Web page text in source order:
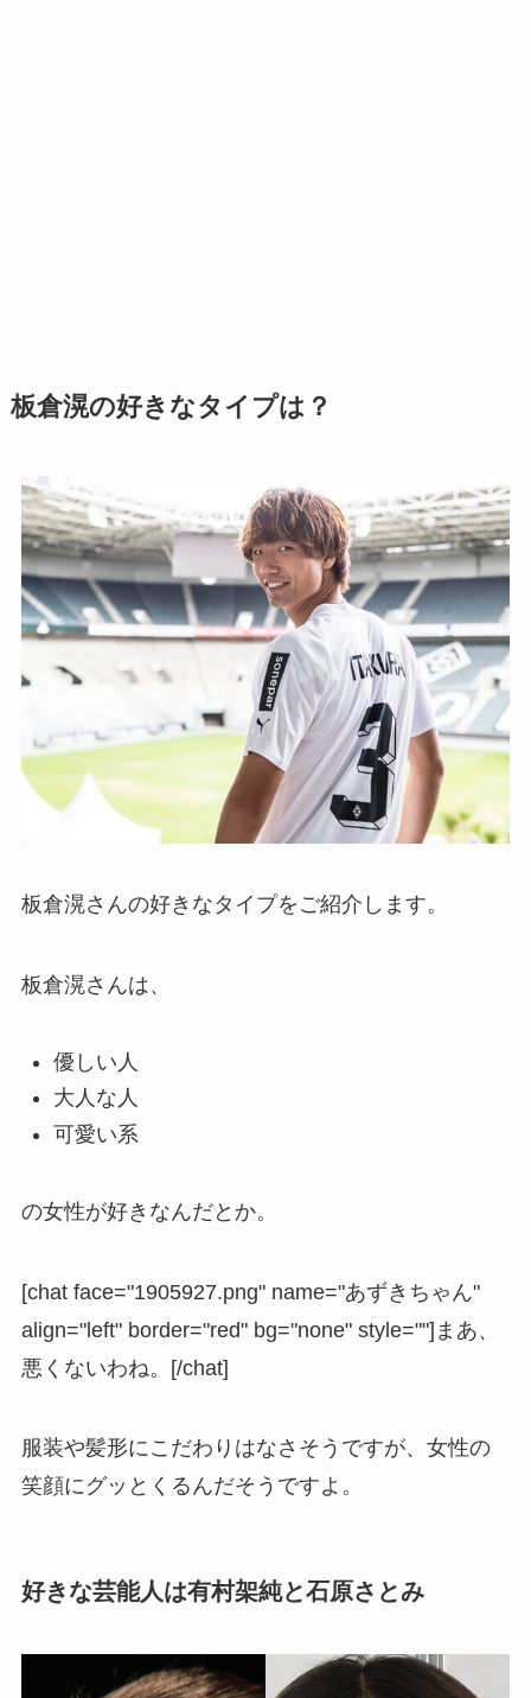
板倉滉の好きなタイプは？
板倉滉さんの好きなタイプをご紹介します。
板倉滉さんは、
優しい人
大人な人
可愛い系
の女性が好きなんだとか。
[chat face="1905927.png" name="あずきちゃん"
align="left" border="red" bg="none" style=""]まあ、
悪くないわね。[/chat]
服装や髪形にこだわりはなさそうですが、女性の
笑顔にグッとくるんだそうですよ。
好きな芸能人は有村架純と石原さとみ